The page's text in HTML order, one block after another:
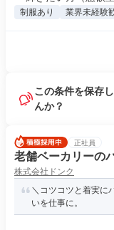
制服あり 業界未経験
この条件を保存
んか？
正社員
老舗ベーカリーの
株式会社ドンク
＼コツコツと着実に
いを仕事に。